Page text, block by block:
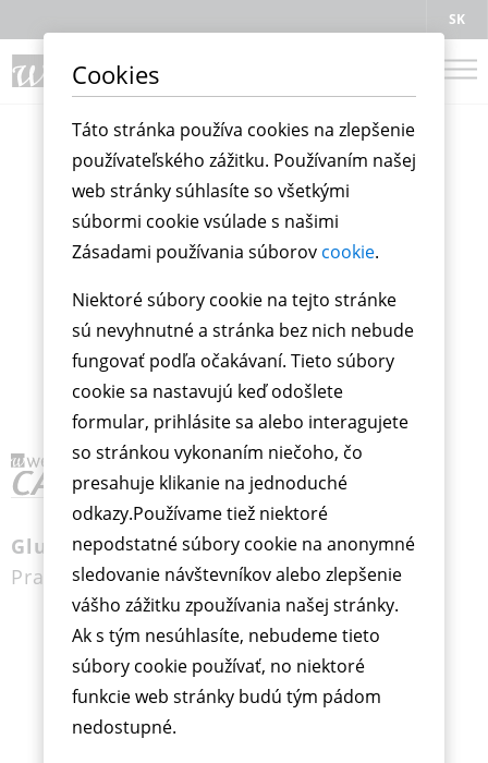
Cookies
Táto stránka používa cookies na zlepšenie
používateľského zážitku. Používaním našej
web stránky súhlasíte so všetkými
súbormi cookie vsúlade s našimi
Zásadami používania súborov cookie.
Niektoré súbory cookie na tejto stránke
sú nevyhnutné a stránka bez nich nebude
fungovať podľa očakávaní. Tieto súbory
cookie sa nastavujú keď odošlete
formular, prihlásite sa alebo interagujete
so stránkou vykonaním niečoho, čo
presahuje klikanie na jednoduché
odkazy.Používame tiež niektoré
nepodstatné súbory cookie na anonymné
sledovanie návštevníkov alebo zlepšenie
vášho zážitku zpoužívania našej stránky.
Ak s tým nesúhlasíte, nebudeme tieto
súbory cookie používať, no niektoré
funkcie web stránky budú tým pádom
nedostupné.
SK
Glukomer
Praktický a malý